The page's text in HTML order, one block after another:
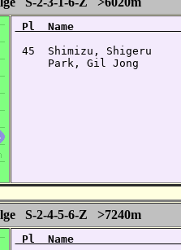
Pl  Name
45  Shimizu, Shigeru
Park, Gil Jong
S-2-4-5-6-Z >7240m
Pl  Name